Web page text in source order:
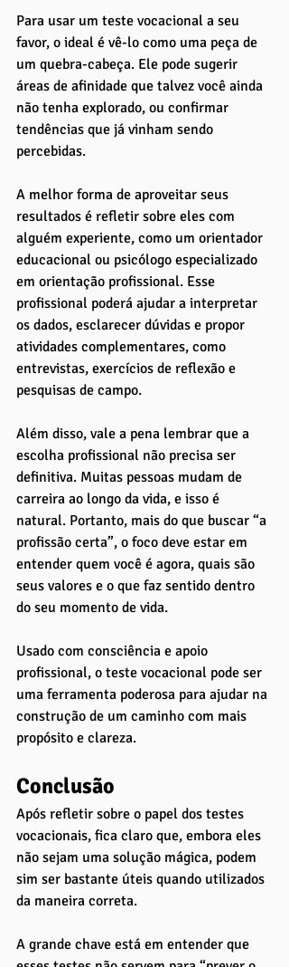
Para usar um teste vocacional a seu
favor, o ideal é vê-lo como uma peça de
um quebra-cabeça. Ele pode sugerir
áreas de afinidade que talvez você ainda
não tenha explorado, ou confirmar
tendências que já vinham sendo
percebidas.
A melhor forma de aproveitar seus
resultados é refletir sobre eles com
alguém experiente, como um orientador
educacional ou psicólogo especializado
em orientação profissional. Esse
profissional poderá ajudar a interpretar
os dados, esclarecer dúvidas e propor
atividades complementares, como
entrevistas, exercícios de reflexão e
pesquisas de campo.
Além disso, vale a pena lembrar que a
escolha profissional não precisa ser
definitiva. Muitas pessoas mudam de
carreira ao longo da vida, e isso é
natural. Portanto, mais do que buscar “a
profissão certa”, o foco deve estar em
entender quem você é agora, quais são
seus valores e o que faz sentido dentro
do seu momento de vida.
Usado com consciência e apoio
profissional, o teste vocacional pode ser
uma ferramenta poderosa para ajudar na
construção de um caminho com mais
propósito e clareza.
Conclusão
Após refletir sobre o papel dos testes
vocacionais, fica claro que, embora eles
não sejam uma solução mágica, podem
sim ser bastante úteis quando utilizados
da maneira correta.
A grande chave está em entender que